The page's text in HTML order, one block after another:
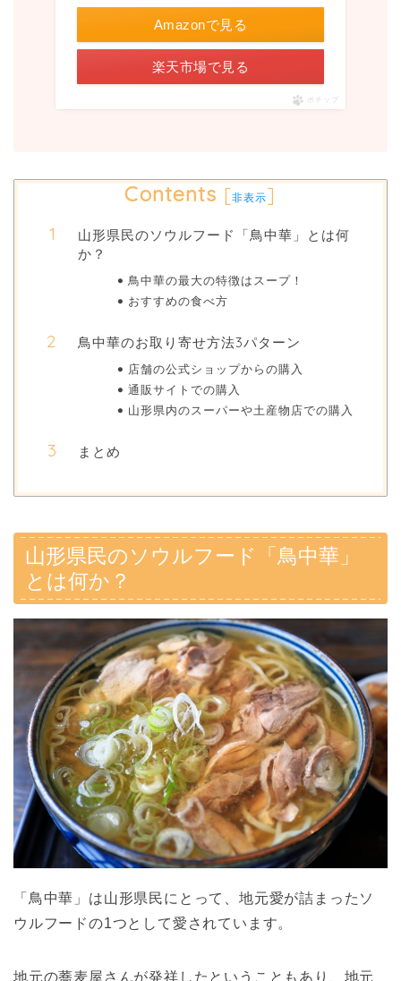
Amazonで見る
楽天市場で見る
ポチップ
Contents [非表示]
山形県民のソウルフード「鳥中華」とは何
か？
鳥中華の最大の特徴はスープ！
おすすめの食べ方
鳥中華のお取り寄せ方法3パターン
店舗の公式ショップからの購入
通販サイトでの購入
山形県内のスーパーや土産物店での購入
まとめ
山形県民のソウルフード「鳥中華」
とは何か？
「鳥中華」は山形県民にとって、地元愛が詰まったソ
ウルフードの1つとして愛されています。
地元の蕎麦屋さんが発祥したということもあり、地元